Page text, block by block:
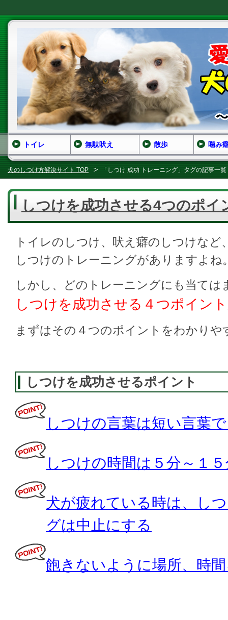
犬のしつけ方解決サイト TOP 「しつけ 成功 トレーニング」タグの記事一覧
しつけを成功させる4つのポイ
トイレのしつけ、吠え癖のしつけなど
しつけのトレーニングがありますよね
しかし、どのトレーニングにも当ては
しつけを成功させる４つポイント
まずはその４つのポイントをわかりや
しつけを成功させるポイント
しつけの言葉は短い言葉
しつけの時間は５分～１
犬が疲れている時は、し
グは中止にする
飽きないように場所、時
トイレ 無駄吠え 散歩 噛み